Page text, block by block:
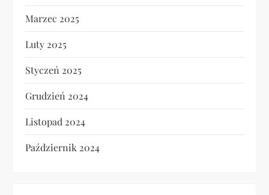
Marzec 2025
Luty 2025
Styczeń 2025
Grudzień 2024
Listopad 2024
Październik 2024